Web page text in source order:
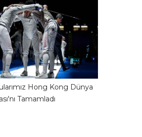
Hong Kong Dünya
Tamamladı